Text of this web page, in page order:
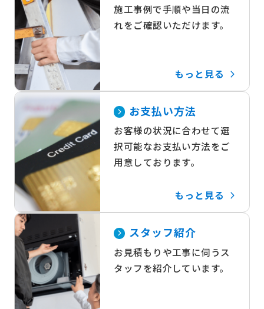
施工事例で手順や当日の流
れをご確認いただけます。
もっと見る
お支払い方法
お客様の状況に合わせて選
択可能なお支払い方法をご
用意しております。
もっと見る
スタッフ紹介
お見積もりや工事に伺うス
タッフを紹介しています。